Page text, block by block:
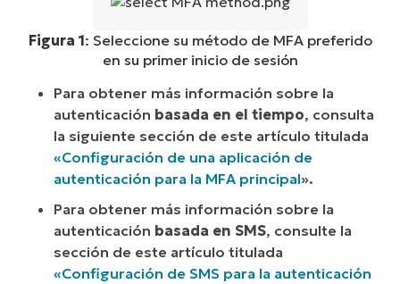
Figura 1: Seleccione su método de MFA preferido
en su primer inicio de sesión
Para obtener más información sobre la
autenticación basada en el tiempo, consulta
la siguiente sección de este artículo titulada
«Configuración de una aplicación de
autenticación para la MFA principal».
Para obtener más información sobre la
autenticación basada en SMS, consulte la
sección de este artículo titulada
«Configuración de SMS para la autenticación